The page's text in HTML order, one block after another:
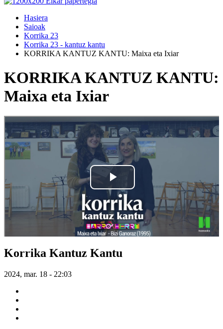
Hasiera
Saioak
Korrika 23
Korrika 23 - kantuz kantu
KORRIKA KANTUZ KANTU: Maixa eta Ixiar
KORRIKA KANTUZ KANTU:
Maixa eta Ixiar
Korrika Kantuz Kantu
2024, mar. 18 - 22:03